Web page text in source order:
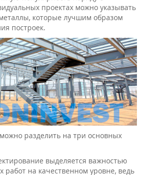
проектах можно указывать
которые лучшим образом
построек.
разделить на три основных
выделяется важностью
на качественном уровне, ведь